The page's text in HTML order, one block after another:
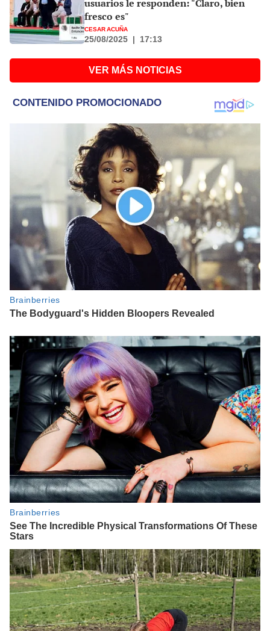
usuarios le responden: "Claro, bien
fresco es"
CESAR ACUÑA
25/08/2025 | 17:13
VER MÁS NOTICIAS